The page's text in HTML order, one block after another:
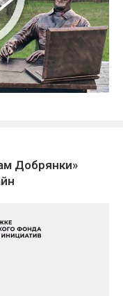
Добрянки»